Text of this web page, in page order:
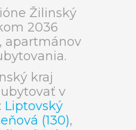
Žilinský
2036
apartmánov
kraj
v
Liptovský
(130),